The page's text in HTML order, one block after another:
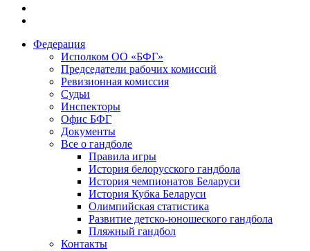
Федерация
Исполком ОО «БФГ»
Председатели рабочих комиссий
Ревизионная комиссия
Судьи
Инспекторы
Офис БФГ
Документы
Все о гандболе
Правила игры
История белорусского гандбола
История чемпионатов Беларуси
История Кубка Беларуси
Олимпийская статистика
Развитие детско-юношеского гандбола
Пляжный гандбол
Контакты